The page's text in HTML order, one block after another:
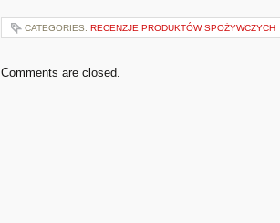
CATEGORIES: RECENZJE PRODUKTÓW SPOŻYWCZYCH
Comments are closed.